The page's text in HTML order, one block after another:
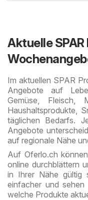
Aktuelle
Im aktuellen SPAR
Angebote auf
Gemüse, Fleisch,
Haushaltsprodukte,
täglichen Bedarfs.
Angebote
auf regionale Nähe
Auf Oferlo.ch
online durchblättern
in Ihrer Nähe gültig
einfacher und
welche Produkte